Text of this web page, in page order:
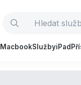
MacbookSlužbyiPad